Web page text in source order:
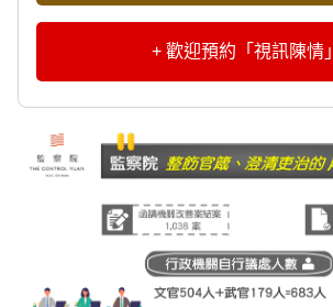
+ 歡迎預約「視訊陳情」